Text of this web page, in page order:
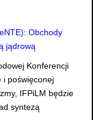
Konferencji
i poświęconej
IFPiLM będzie
syntezą